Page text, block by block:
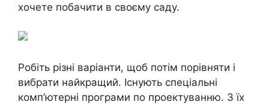
хочете побачити в своєму саду.
Робіть різні варіанти, щоб потім порівняти і
вибрати найкращий. Існують спеціальні
комп’ютерні програми по проектуванню. З їх